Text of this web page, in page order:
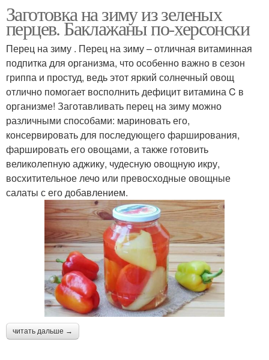
Заготовка на зиму из зеленых
перцев. Баклажаны по-херсонски
Перец на зиму . Перец на зиму – отличная витаминная
подпитка для организма, что особенно важно в сезон
гриппа и простуд, ведь этот яркий солнечный овощ
отлично помогает восполнить дефицит витамина C в
организме! Заготавливать перец на зиму можно
различными способами: мариновать его,
консервировать для последующего фарширования,
фаршировать его овощами, а также готовить
великолепную аджику, чудесную овощную икру,
восхитительное лечо или превосходные овощные
салаты с его добавлением.
читать дальше →